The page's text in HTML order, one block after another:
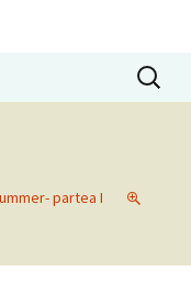
Caută
după:
partea I